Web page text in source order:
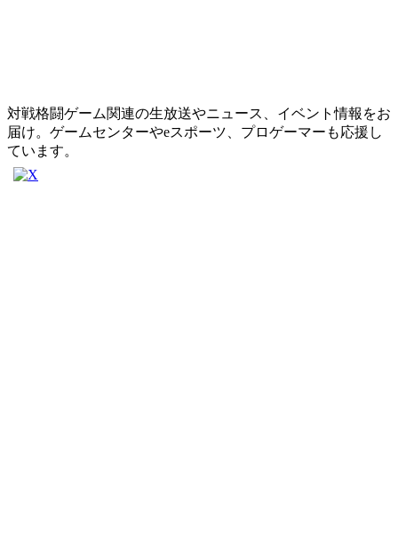
対戦格闘ゲーム関連の生放送やニュース、イベント情報をお
届け。ゲームセンターやeスポーツ、プロゲーマーも応援し
ています。